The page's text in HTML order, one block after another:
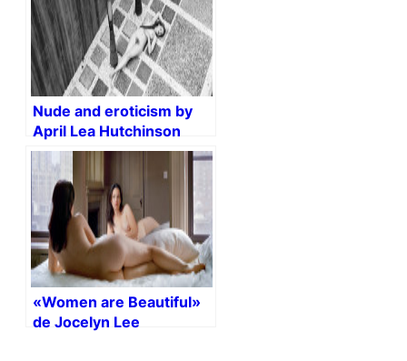
Nude and eroticism by
April Lea Hutchinson
(NSFW)
«Women are Beautiful»
de Jocelyn Lee